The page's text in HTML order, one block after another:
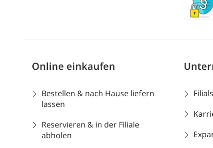
Online einkaufen
Bestellen & nach Hause liefern
lassen
Reservieren & in der Filiale
abholen